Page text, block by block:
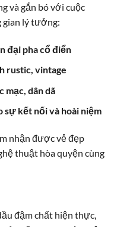
và gắn bó với cuộc
gian lý tưởng:
đại pha cổ điển
rustic, vintage
mạc, dân dã
sự kết nối và hoài niệm
nhận được vẻ đẹp
thuật hòa quyện cùng
đậm chất hiện thực,